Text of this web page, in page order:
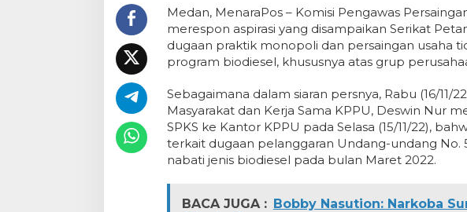
Medan, MenaraPos – Komisi Pengawas
merespon aspirasi yang disampaikan Serikat
dugaan praktik monopoli dan persaingan usaha
program biodiesel, khususnya atas grup
Sebagaimana dalam siaran persnya, Rabu (16/11/
Masyarakat dan Kerja Sama KPPU, Deswin Nur
SPKS ke Kantor KPPU pada Selasa (15/11/22),
terkait dugaan pelanggaran Undang-undang No.
nabati jenis biodiesel pada bulan Maret 2022.
BACA JUGA : Bobby Nasution: Narkoba